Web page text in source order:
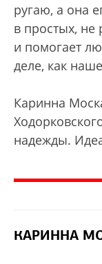
ругаю, а она
в простых, не
и помогает
деле, как
Каринна
надежды.
КАРИННА